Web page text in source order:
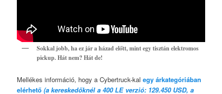
Sokkal jobb, ha ez jár a házad előtt, mint egy tisztán elektromos
pickup. Hát nem? Hát de!
Mellékes információ, hogy a Cybertruck-kalegy árkategóriában
elérhető(a kereskedőknél a 400 LE verzió: 129.450 USD, a